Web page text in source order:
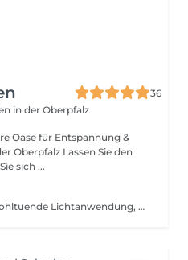
36
in der Oberpfalz
Lassen Sie den
sich ...
Die Rotlichttherapie ist eine wohltuende Lichtanwendung, die den Körper mit gezieltem roten und nahinfraroten Licht unterstützt. Sie kann die Regeneration fördern, die Durchblutung anregen, Muskelverspannungen lösen und das allgemeine Wohlbefinden steigern. Die sanfte, schmerzfreie Behandlung eignet sich ideal zur Entspannung sowie zur Unterstützung von Haut, Muskulatur und Erholung nach körperlicher Belastung.